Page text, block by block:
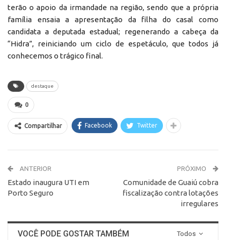
terão o apoio da irmandade na região, sendo que a própria
família ensaia a apresentação da filha do casal como
candidata a deputada estadual; regenerando a cabeça da
“Hidra”, reiniciando um ciclo de espetáculo, que todos já
conhecemos o trágico final.
destaque
0
Compartilhar Facebook Twitter
ANTERIOR
Estado inaugura UTI em
Porto Seguro
PRÓXIMO
Comunidade de Guaiú cobra
fiscalização contra lotações
irregulares
Todos
VOCÊ PODE GOSTAR TAMBÉM